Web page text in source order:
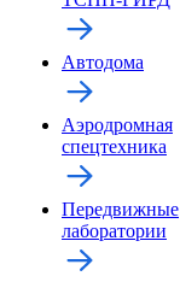
Автодома
Аэродромная
спецтехника
Передвижные
лаборатории